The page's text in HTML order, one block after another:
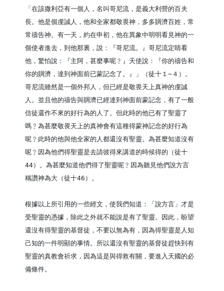
「在該撒利亞有一個人，名叫哥尼流，是義大利營的百夫
長。他是個虔誠人，他和全家都敬畏神，多多賙濟百姓，常
常禱告神。有一天，約在申初，他在異象中明明看見神的一
個使者進去，到他那裏，說：『哥尼流。』哥尼流定睛看
他，驚怕說：『主阿，甚麼事呢﹖』天使說：『你的禱告和
你的賙濟，達到神面前已蒙記念了。』」（徒十１~４）。
哥尼流雖然是一個外邦人，但已經是敬畏天上真神的虔誠
人。並且他的禱告與賙濟已經達到神面前蒙記念，有了一般
信徒還作不來的好行為的人了。但此時的他已有了聖靈了
嗎﹖為甚麼敬畏天上的真神會有這種得蒙神記念的好行為
呢﹖此時的他與他全家的人都還沒有聖靈。為甚麼知道沒有
呢﹖因為他們得聖靈是去請彼得來講道的時候得的（徒十
44）。為甚麼知道他們得了聖靈呢﹖因為聽見他們說方言
稱讚神為大（徒十46）。
根據以上所引用的一些經文，使我們知道：「說方言」才是
受聖靈的憑據，除此之外就不能說是有了聖靈。因此，盼望
還沒有得聖靈的基督徒，不要以無為有，因為得聖靈是人知
己知的一件明顯的事情。所以還沒有聖靈的基督徒趕快到有
聖靈的真教會祈求，因為這是與得救有關，要進入天國的必
備條件。